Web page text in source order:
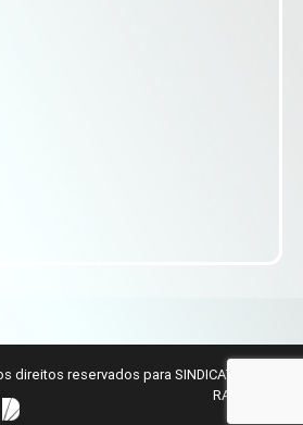
direitos reservados para SINDICATO DOS
RADIALISTAS